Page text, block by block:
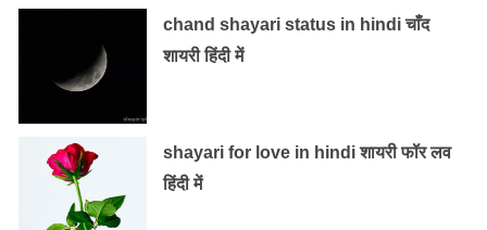
chand shayari status in hindi चाँद
शायरी हिंदी में
shayari for love in hindi शायरी फॉर लव
हिंदी में